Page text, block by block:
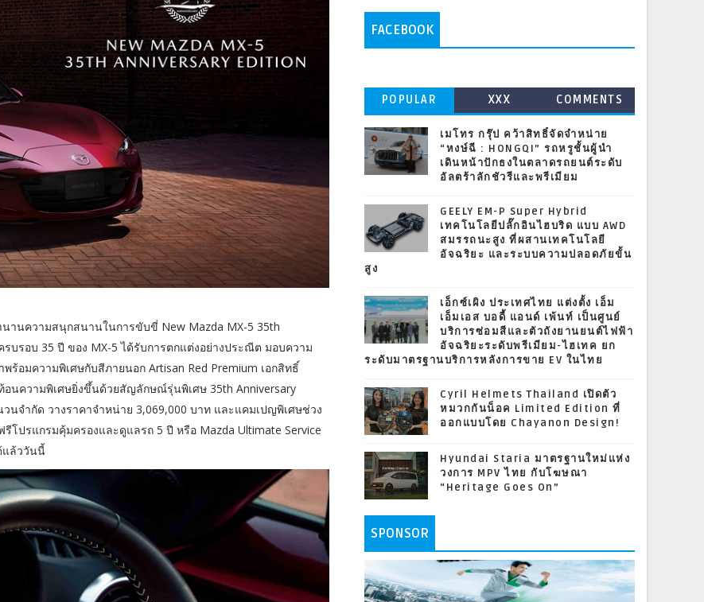
านความสนุกสนานในการขับขี่ New Mazda MX-5 35th
บรอบ 35 ปี ของ MX-5 ได้รับการตกแต่งอย่างประณีต มอบความ
อมความพิเศษกับสีภายนอก Artisan Red Premium เอกสิทธิ์
นความพิเศษยิ่งขึ้นด้วยสัญลักษณ์รุ่นพิเศษ 35th Anniversary
นจำกัด วางราคาจำหน่าย 3,069,000 บาท และแคมเปญพิเศษช่วง
โปรแกรมคุ้มครองและดูแลรถ 5 ปี หรือ Mazda Ultimate Service
แล้ววันนี้
FACEBOOK
POPULAR XXX COMMENTS
เมโทร กรุ๊ป คว้าสิทธิ์จัดจำหน่าย
“หงษ์ฉี : HONGQI” รถหรูชั้นผู้นำ
เดินหน้าปักธงในตลาดรถยนต์ระดับ
อัลตร้าลักชัวรีและพรีเมียม
GEELY EM-P Super Hybrid
เทคโนโลยีปลั๊กอินไฮบริด แบบ AWD
สมรรถนะสูง ที่ผสานเทคโนโลยี
อัจฉริยะ และระบบความปลอดภัยขั้น
สูง
เอ็กซ์เผิง ประเทศไทย แต่งตั้ง เอ็ม
เอ็มเอส บอดี้ แอนด์ เพ้นท์ เป็นศูนย์
บริการซ่อมสีและตัวถังยานยนต์ไฟฟ้า
อัจฉริยะระดับพรีเมียม-ไฮเทค ยก
ระดับมาตรฐานบริการหลังการขาย EV ในไทย
Cyril Helmets Thailand เปิดตัว
หมวกกันน็อค Limited Edition ที่
ออกแบบโดย Chayanon Design!
Hyundai Staria มาตรฐานใหม่แห่ง
วงการ MPV ไทย กับโฆษณา
“Heritage Goes On”
SPONSOR